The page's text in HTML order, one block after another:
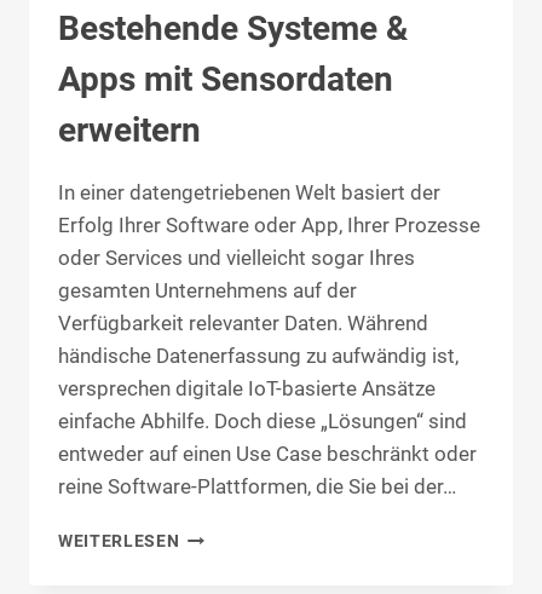
Bestehende Systeme &
Apps mit Sensordaten
erweitern
In einer datengetriebenen Welt basiert der
Erfolg Ihrer Software oder App, Ihrer Prozesse
oder Services und vielleicht sogar Ihres
gesamten Unternehmens auf der
Verfügbarkeit relevanter Daten. Während
händische Datenerfassung zu aufwändig ist,
versprechen digitale IoT-basierte Ansätze
einfache Abhilfe. Doch diese „Lösungen“ sind
entweder auf einen Use Case beschränkt oder
reine Software-Plattformen, die Sie bei der…
WEITERLESEN SENSORDATEN-